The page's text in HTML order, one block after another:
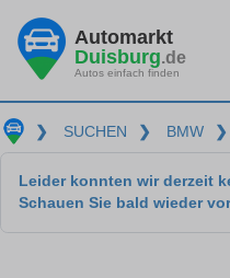
Automarkt
Duisburg.de
Autos einfach finden
❯ SUCHEN ❯ BMW ❯
Leider konnten wir derzeit
Schauen Sie bald wieder